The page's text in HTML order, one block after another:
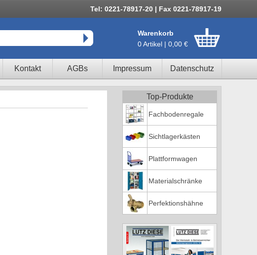
Tel: 0221-78917-20 | Fax 0221-78917-19
Warenkorb
0 Artikel | 0,00 €
Kontakt AGBs Impressum Datenschutz
Top-Produkte
Fachbodenregale
Sichtlagerkästen
Plattformwagen
Materialschränke
Perfektionshähne